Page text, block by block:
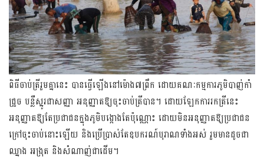
ពិធីចាប់ត្រីរួម​គ្នានេះ បានធ្វើឡើងនៅម៉ោង៧ព្រឹក ដោយគណៈកម្មការ​ភូមិបាញ់កាំ​
ជ្រួច បន្លឺស្នូរ​ជា​សញ្ញា អនុញ្ញាតឱ្យចុះចាប់ត្រីបាន។ ដោយ​ឡែក​ការ​រកត្រីនេះ
អនុញ្ញាតឱ្យតែប្រ​ជា​ជនក្នុងភូមិបង្កោងតែប៉ុណ្ណោះ ដោយមិនអនុញ្ញាតឱ្យប្រជាជន
ក្រៅចុះចាប់នោះឡើយ និ​ង​​ប្រើប្រាស់​តែ​ឧបករណ៍​បុរាណទាំងអស់ រួមមានដូចជា
ឈ្នាង អង្រុត និង​សំណាញ់ជាដើម។